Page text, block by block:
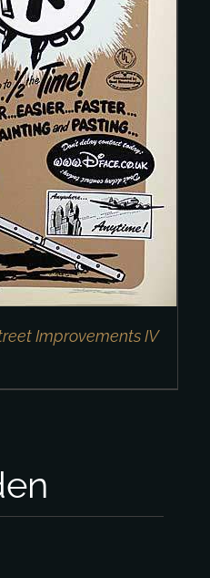
Improvements IV